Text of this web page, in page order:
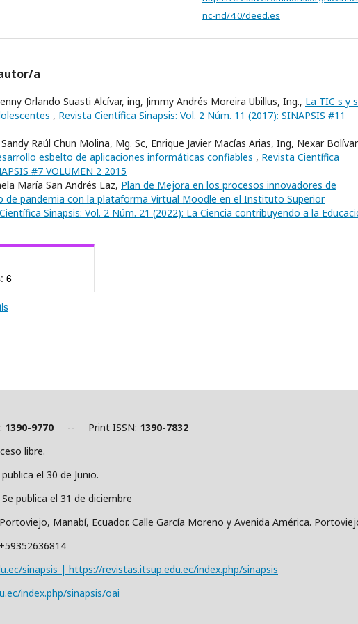
nc-nd/4.0/deed.es
a
Orlando Suasti Alcívar, ing, Jimmy Andrés Moreira Ubillus, Ing., La TIC s y
, Revista Científica Sinapsis: Vol. 2 Núm. 11 (2017): SINAPSIS #11
Raúl Chun Molina, Mg. Sc, Enrique Javier Macías Arias, Ing, Nexar Bolívar
esbelto de aplicaciones informáticas confiables , Revista Científica
#7 VOLUMEN 2 2015
María San Andrés Laz, Plan de Mejora en los procesos innovadores de
de pandemia con la plataforma Virtual Moodle en el Instituto Superior
Sinapsis: Vol. 2 Núm. 21 (2022): La Ciencia contribuyendo a la
6
1390-9770 -- Print ISSN: 1390-7832
libre.
el 30 de Junio.
publica el 31 de diciembre
Manabí, Ecuador. Calle García Moreno y Avenida América.
sinapsis | https://revistas.itsup.edu.ec/index.php/sinapsis
index.php/sinapsis/oai